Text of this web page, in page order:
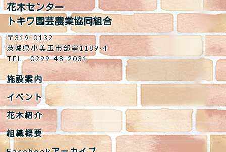
花木センター
トキワ園芸農業協同組合
〒319-0132
茨城県小美玉市部室1189-4
TEL 0299-48-2031
施設案内
イベント
花木紹介
組織概要